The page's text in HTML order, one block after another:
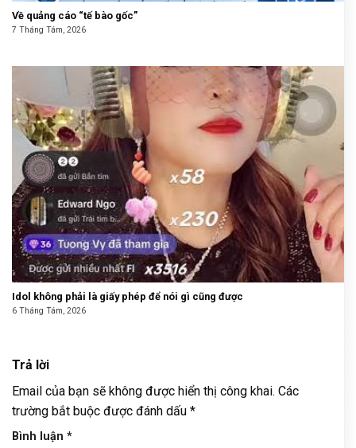
Về quảng cáo “tế bào gốc”
7 Tháng Tám, 2026
Idol không phải là giấy phép để nói gì cũng được
6 Tháng Tám, 2026
Trả lời
Email của bạn sẽ không được hiển thị công khai. Các
trường bắt buộc được đánh dấu *
Bình luận *